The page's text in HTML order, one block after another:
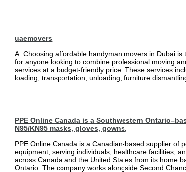
uaemovers
A: Choosing affordable handyman movers in Dubai is
for anyone looking to combine professional moving
services at a budget-friendly price. These services
loading, transportation, unloading, furniture
PPE Online Canada is a Southwestern
N95/KN95 masks, gloves, gowns,
PPE Online Canada is a Canadian-based supplier of
equipment, serving individuals, healthcare facilities,
across Canada and the United States from its home
Ontario. The company works alongside Second